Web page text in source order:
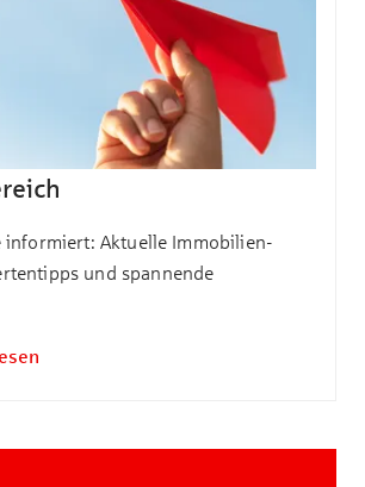
informiert: Aktuelle Immobilien-
und spannende